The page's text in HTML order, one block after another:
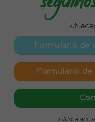
Formulario de
Formulario
Última